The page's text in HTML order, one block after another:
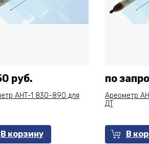
руб.
АНТ-1 830-890 для
В корзину
по
Ареометр
ДТ
В